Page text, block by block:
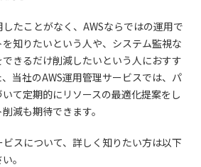
たことがなく、AWSならではの運用で
知りたいという人や、システム監視な
きるだけ削減したいという人におすす
当社のAWS運用管理サービスでは、パ
て定期的にリソースの最適化提案をし
減も期待できます。
スについて、詳しく知りたい方は以下
。